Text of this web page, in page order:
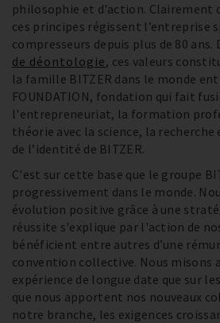
philosophie et d'action. Clairement
ces principes régissent l’entreprise
compresseurs depuis plus de 80 ans.
de déontologie, ces valeurs
la famille BITZER dans le monde
FOUNDATION, fondation qui fait
l'entrepreneuriat, la formation
théorie avec la science, la
de l’identité de BITZER.
C'est sur cette base que le groupe
progressivement dans le monde.
évolution positive grâce à une
réussite s'explique par l'action de
bénéficient entre autres d’une
convention collective. Nous misons
expérience de longue date que sur
que nous apportent nos nouveaux
notre branche, les exigences